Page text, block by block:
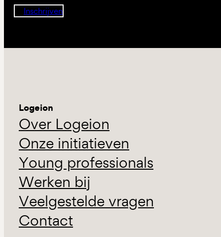
Inschrijven
Logeion
Over Logeion
Onze initiatieven
Young professionals
Werken bij
Veelgestelde vragen
Contact